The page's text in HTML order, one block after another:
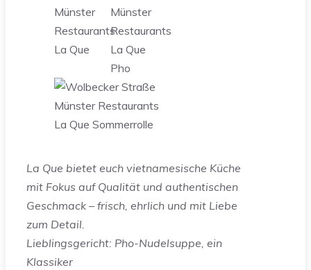
La Que bietet euch vietnamesische Küche
mit Fokus auf Qualität und authentischen
Geschmack – frisch, ehrlich und mit Liebe
zum Detail.
Lieblingsgericht: Pho-Nudelsuppe, ein
Klassiker